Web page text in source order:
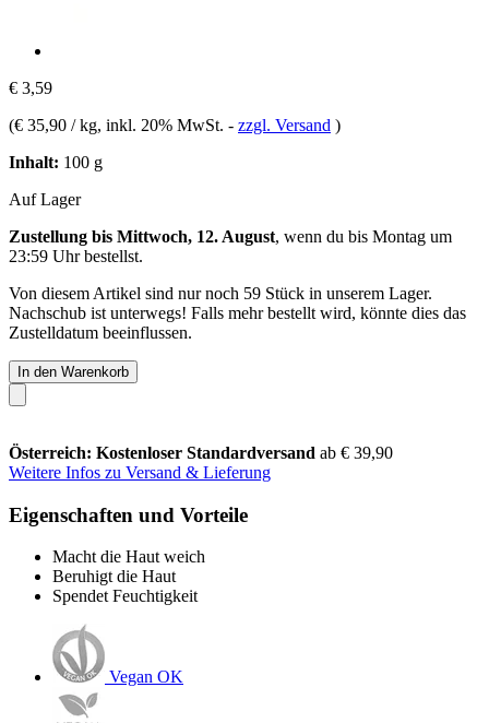
€ 3,59
(€ 35,90 / kg, inkl. 20% MwSt. - zzgl. Versand )
Inhalt: 100 g
Auf Lager
Zustellung bis Mittwoch, 12. August, wenn du bis Montag um
23:59 Uhrbestellst.
Von diesem Artikel sind nur noch 59 Stück in unserem Lager.
Nachschub ist unterwegs! Falls mehr bestellt wird, könnte dies das
Zustelldatum beeinflussen.
In den Warenkorb
Österreich: Kostenloser Standardversand ab € 39,90
Weitere Infos zu Versand & Lieferung
Eigenschaften und Vorteile
Macht die Haut weich
Beruhigt die Haut
Spendet Feuchtigkeit
Vegan OK